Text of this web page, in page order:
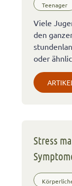
Teenager
Viele
den
oder
Stress